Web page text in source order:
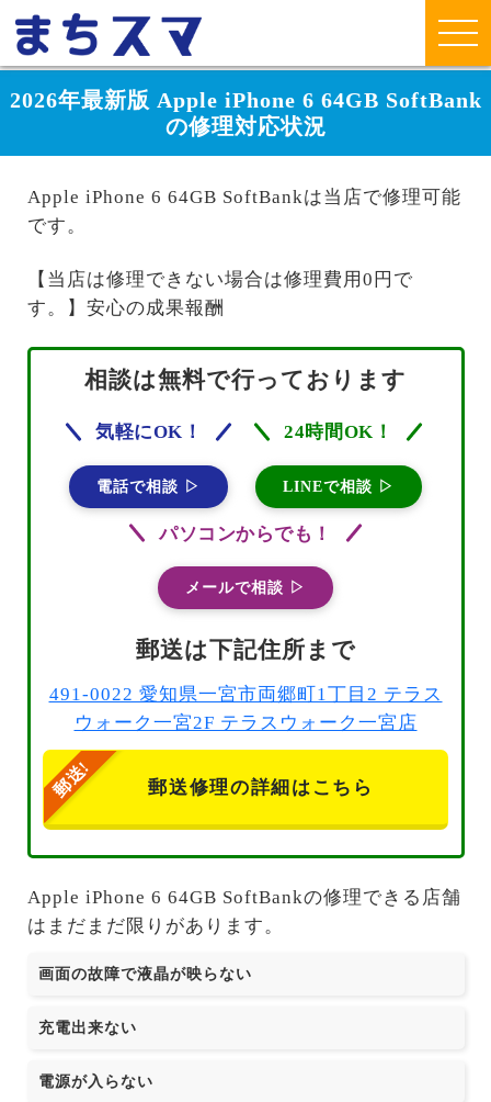
2026年最新版 Apple iPhone 6 64GB SoftBank
の修理対応状況
Apple iPhone 6 64GB SoftBankは当店で修理可能
です。
【当店は修理できない場合は修理費用0円で
す。】安心の成果報酬
相談は無料で行っております
気軽にOK！
電話で相談 ▷
24時間OK！
LINEで相談 ▷
パソコンからでも！
メールで相談 ▷
郵送は下記住所まで
491-0022 愛知県一宮市両郷町1丁目2 テラス
ウォーク一宮2F テラスウォーク一宮店
郵送修理の詳細はこちら
Apple iPhone 6 64GB SoftBankの修理できる店舗
はまだまだ限りがあります。
画面の故障で液晶が映らない
充電出来ない
電源が入らない